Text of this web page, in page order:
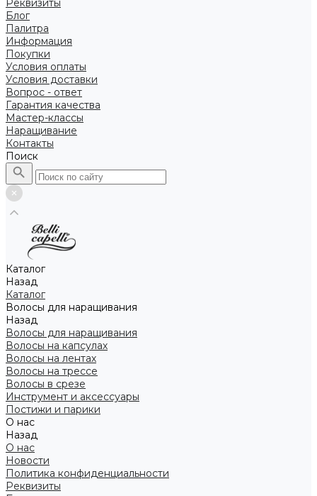
Реквизиты
Блог
Палитра
Информация
Покупки
Условия оплаты
Условия доставки
Вопрос - ответ
Гарантия качества
Мастер-классы
Наращивание
Контакты
Поиск
Каталог
Назад
Каталог
Волосы для наращивания
Назад
Волосы для наращивания
Волосы на капсулах
Волосы на лентах
Волосы на трессе
Волосы в срезе
Инструмент и аксессуары
Постижи и парики
О нас
Назад
О нас
Новости
Политика конфиденциальности
Реквизиты